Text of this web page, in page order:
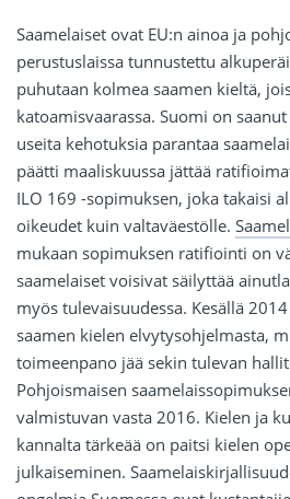
Saamelaiset ovat EU:n ainoa ja
perustuslaissa tunnustettu
puhutaan kolmea saamen kieltä,
katoamisvaarassa. Suomi on
useita kehotuksia parantaa
päätti maaliskuussa jättää
ILO 169 -sopimuksen, joka takaisi
oikeudet kuin valtaväestölle.
mukaan sopimuksen ratifiointi on
saamelaiset voisivat säilyttää
myös tulevaisuudessa. Kesällä
saamen kielen elvytysohjelmasta,
toimeenpano jää sekin tulevan
Pohjoismaisen
valmistuvan vasta 2016. Kielen ja
kannalta tärkeää on paitsi kielen
julkaiseminen.